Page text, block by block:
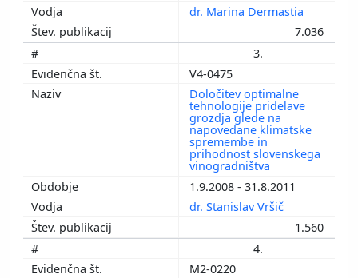
dr. Marina Dermastia
7.036
3.
V4-0475
Določitev optimalne
tehnologije pridelave
grozdja glede na
napovedane klimatske
spremembe in
prihodnost slovenskega
vinogradništva
1.9.2008 - 31.8.2011
dr. Stanislav Vršič
1.560
4.
M2-0220